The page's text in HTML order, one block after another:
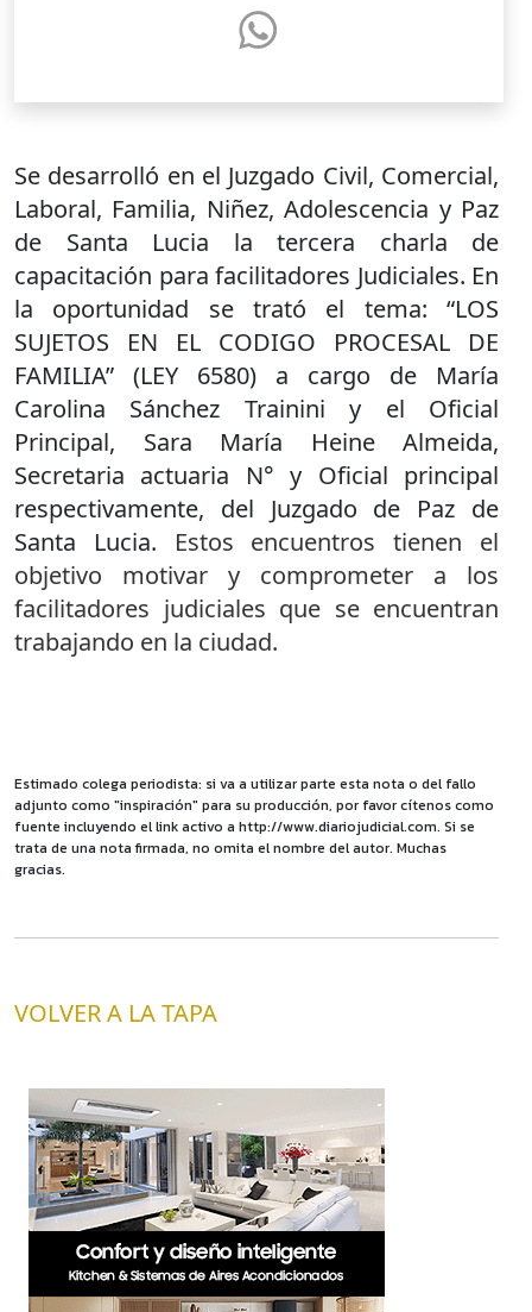
Se desarrolló en el Juzgado Civil, Comercial,
Laboral, Familia, Niñez, Adolescencia y Paz
de Santa Lucia la tercera charla de
capacitación para facilitadores Judiciales. En
la oportunidad se trató el tema: “LOS
SUJETOS EN EL CODIGO PROCESAL DE
FAMILIA” (LEY 6580) a cargo de María
Carolina Sánchez Trainini y el Oficial
Principal, Sara María Heine Almeida,
Secretaria actuaria N° y Oficial principal
respectivamente, del Juzgado de Paz de
Santa Lucia. Estos encuentros tienen el
objetivo motivar y comprometer a los
facilitadores judiciales que se encuentran
trabajando en la ciudad.
Estimado colega periodista: si va a utilizar parte esta nota o del fallo
adjunto como "inspiración" para su producción, por favor cítenos como
fuente incluyendo el link activo a http://www.diariojudicial.com. Si se
trata de una nota firmada, no omita el nombre del autor. Muchas
gracias.
VOLVER A LA TAPA